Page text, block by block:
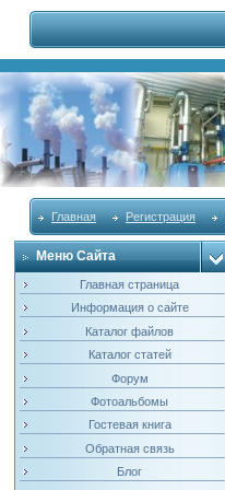
Главная Регистрация
Меню Сайта
Главная страница
Информация о сайте
Каталог файлов
Каталог статей
Форум
Фотоальбомы
Гостевая книга
Обратная связь
Блог